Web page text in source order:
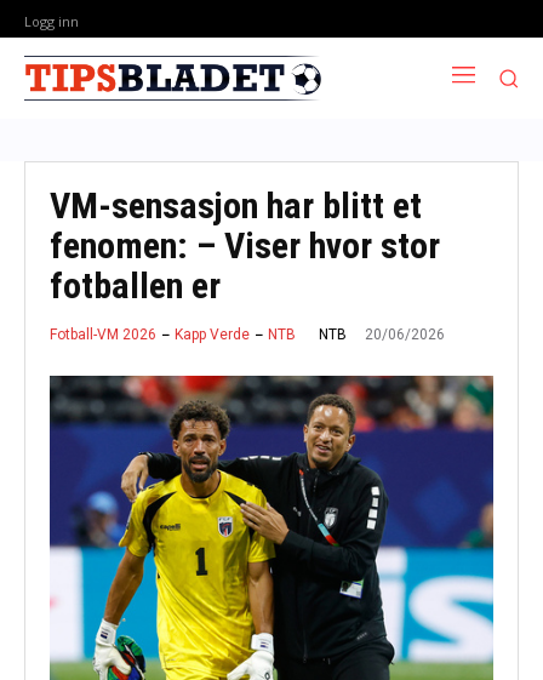
Logg inn
VM-sensasjon har blitt et
fenomen: – Viser hvor stor
fotballen er
Fotball-VM 2026 Kapp Verde NTB NTB 20/06/2026